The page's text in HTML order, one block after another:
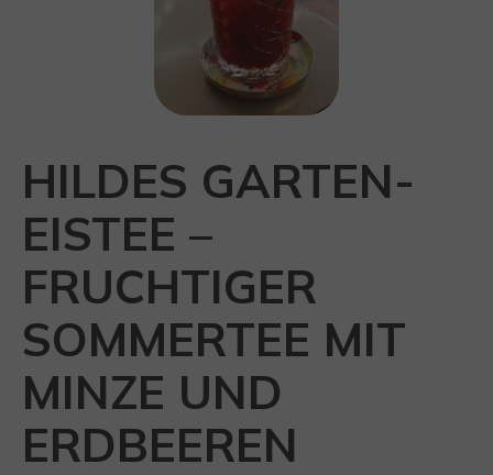
HILDES GARTEN-
EISTEE –
FRUCHTIGER
SOMMERTEE MIT
MINZE UND
ERDBEEREN